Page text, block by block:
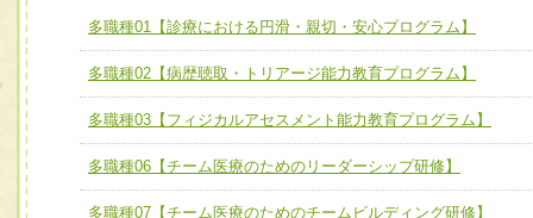
ユニット１ 医療人としての基礎能力
全人的医療を実践する医療人として、必要な基礎能力を身
ける
ユニット２ チーム医療構成力
必要に応じて柔軟に医療チームを組織し、強調できる
ユニット３ 多職種連携力
チーム01【病院内横断的問題解決チーム】
チーム02【地域医療連携推進による高度医療を必要とする
宅患者等支援チーム】
チーム03【癌患者服薬サポートチーム】
チーム04【口腔ケアチーム】
多職種01【診療における円滑・親切・安心プログラム】
多職種02【病歴聴取・トリアージ能力教育プログラム】
多職種03【フィジカルアセスメント能力教育プログラム】
多職種06【チーム医療のためのリーダーシップ研修】
多職種07【チーム医療のためのチームビルディング研修】